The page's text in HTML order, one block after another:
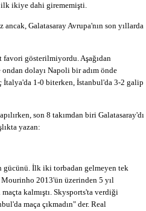
ilk ikiye dahi girememişti.
Galatasaray Avrupa'nın son yıllarda
gösterilmiyordu. Aşağıdan
dolayı Napoli bir adım önde
İtalya'da 1-0 biterken, İstanbul'da 3-2 galip
son 8 takımdan biri Galatasaray'dı
yazan:
gücünü. İlk iki torbadan gelmeyen tek
Mourinho 2013'ün üzerinden 5 yıl
kalmıştı. Skysports'ta verdiği
maça çıkmadın" der. Real